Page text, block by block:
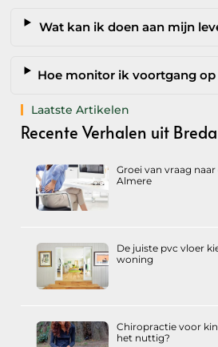
Wat kan ik doen aan mijn
Hoe monitor ik voortgang
Laatste Artikelen
Recente Verhalen uit Breda
Groei van vraag
Almere
De juiste pvc vloer
woning
Chiropractie voor
het nuttig?